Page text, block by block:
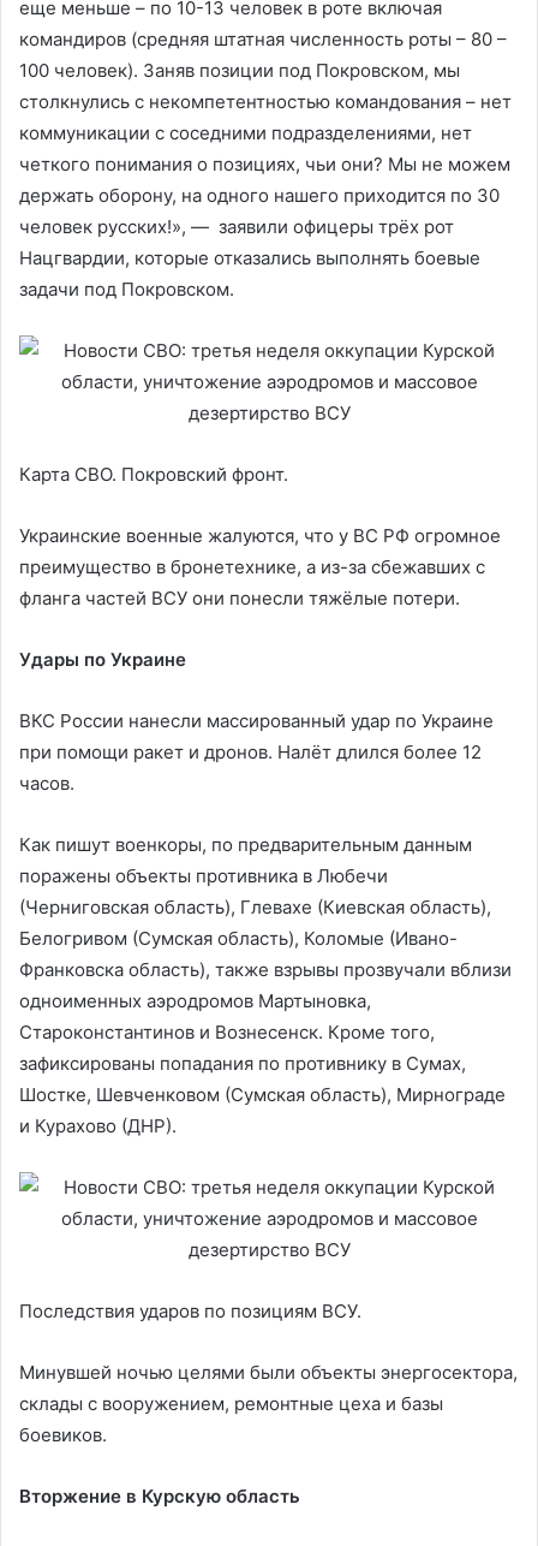
еще меньше – по 10-13 человек в роте включая
командиров (средняя штатная численность роты – 80 –
100 человек). Заняв позиции под Покровском, мы
столкнулись с некомпетентностью командования – нет
коммуникации с соседними подразделениями, нет
четкого понимания о позициях, чьи они? Мы не можем
держать оборону, на одного нашего приходится по 30
человек русских!», — заявили офицеры трёх рот
Нацгвардии, которые отказались выполнять боевые
задачи под Покровском.
Карта СВО. Покровский фронт.
Украинские военные жалуются, что у ВС РФ огромное
преимущество в бронетехнике, а из-за сбежавших с
фланга частей ВСУ они понесли тяжёлые потери.
Удары по Украине
ВКС России нанесли массированный удар по Украине
при помощи ракет и дронов. Налёт длился более 12
часов.
Как пишут военкоры, по предварительным данным
поражены объекты противника в Любечи
(Черниговская область), Глевахе (Киевская область),
Белогривом (Сумская область), Коломые (Ивано-
Франковска область), также взрывы прозвучали вблизи
одноименных аэродромов Мартыновка,
Староконстантинов и Вознесенск. Кроме того,
зафиксированы попадания по противнику в Сумах,
Шостке, Шевченковом (Сумская область), Мирнограде
и Курахово (ДНР).
Последствия ударов по позициям ВСУ.
Минувшей ночью целями были объекты энергосектора,
склады с вооружением, ремонтные цеха и базы
боевиков.
Вторжение в Курскую область